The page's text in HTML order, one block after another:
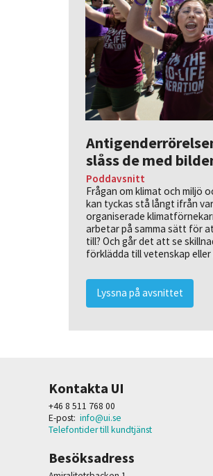
slåss de med
Poddavsnitt
Frågan om klimat och miljö
kan tyckas stå långt ifrån
organiserade
arbetar på samma sätt för
till? Och går det att se
förklädda till vetenskap eller
Lyssna på avsnittet
Kontakta UI
+46 8 511 768 00
E-post: info@ui.se
Telefontider till kundtjänst
Besöksadress